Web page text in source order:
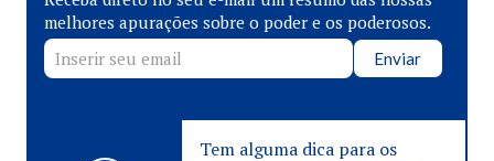
melhores apurações sobre o poder e os poderosos.
Enviar
Tem alguma dica para os